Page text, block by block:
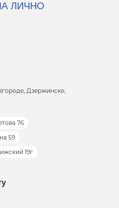
ЛИЧНО
Дзержинске,
76
59
19г